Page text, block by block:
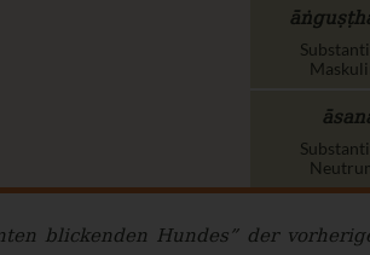
blickenden Hundes” der